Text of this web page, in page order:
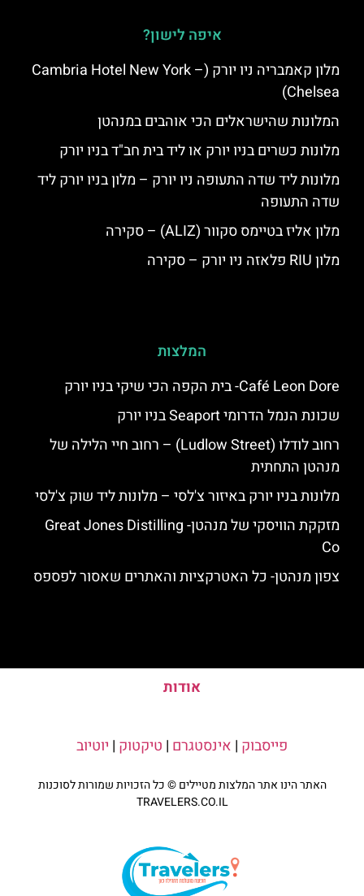
איפה לישון?
מלון קאמבריה ניו יורק (Cambria Hotel New York –
Chelsea)
המלונות שהישראלים הכי אוהבים במנהטן
מלונות כשרים בניו יורק או ליד בית חב"ד בניו יורק
מלונות ליד שדה התעופה ניו יורק – מלון בניו יורק ליד
שדה התעופה
מלון אליז בטיימס סקוור (ALIZ) – סקירה
מלון RIU פלאזה ניו יורק – סקירה
המלצות
Café Leon Dore- בית הקפה הכי שיקי בניו יורק
שכונת הנמל הדרומי Seaport בניו יורק
רחוב לודלו (Ludlow Street) – רחוב חיי הלילה של
מנהטן התחתית
מלונות בניו יורק באיזור צ'לסי – מלונות ליד שוק צ'לסי
מזקקת הוויסקי של מנהטן- Great Jones Distilling
Co
צפון מנהטן- כל האטרקציות והאתרים שאסור לפספס
אודות
פייסבוק | אינסטגרם | טיקטוק | יוטיוב
האתר הינו אתר המלצות מטיילים © כל הזכויות שמורות לסוכנות
TRAVELERS.CO.IL